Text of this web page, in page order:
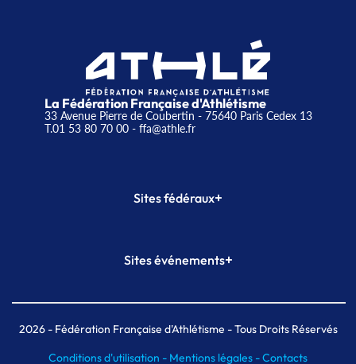
La Fédération Française d'Athlétisme
33 Avenue Pierre de Coubertin - 75640 Paris Cedex 13
T.01 53 80 70 00- ffa@athle.fr
Sites fédéraux+
Plateforme Formation
Sites événements+
Meeting de Paris indoor
MAIF Ekiden de Paris
2026- Fédération Française d'Athlétisme - Tous Droits Réservés
Conditions d'utilisation - Mentions légales -Contacts